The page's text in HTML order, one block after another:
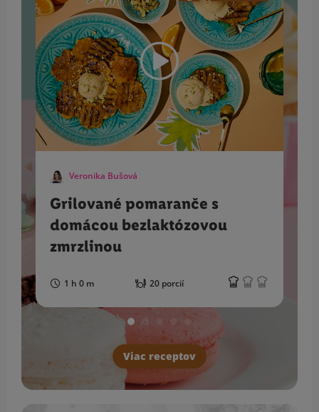
Veronika Bušová
Grilované pomaranče s
domácou bezlaktózovou
zmrzlinou
1 h 0 m 20 porcií
Viac receptov